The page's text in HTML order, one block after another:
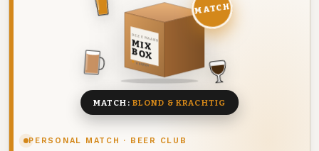
PERSONAL MATCH · BEER CLUB
DEZE MAAND
MIX
BOX
8 BIEREN
MATCH
MATCH: BLOND & KRACHTIG